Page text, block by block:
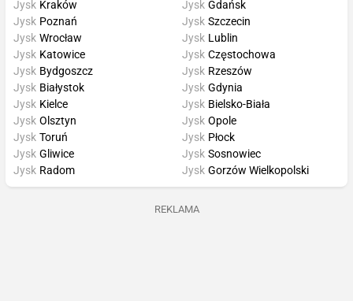
Jysk Kraków
Jysk Poznań
Jysk Wrocław
Jysk Gdańsk
Jysk Szczecin
Jysk Lublin
Jysk Katowice
Jysk Bydgoszcz
Jysk Białystok
Jysk Kielce
Jysk Częstochowa
Jysk Rzeszów
Jysk Gdynia
Jysk Bielsko-Biała
Jysk Olsztyn
Jysk Toruń
Jysk Gliwice
Jysk Radom
Jysk Opole
Jysk Płock
Jysk Sosnowiec
Jysk Gorzów Wielkopolski
REKLAMA